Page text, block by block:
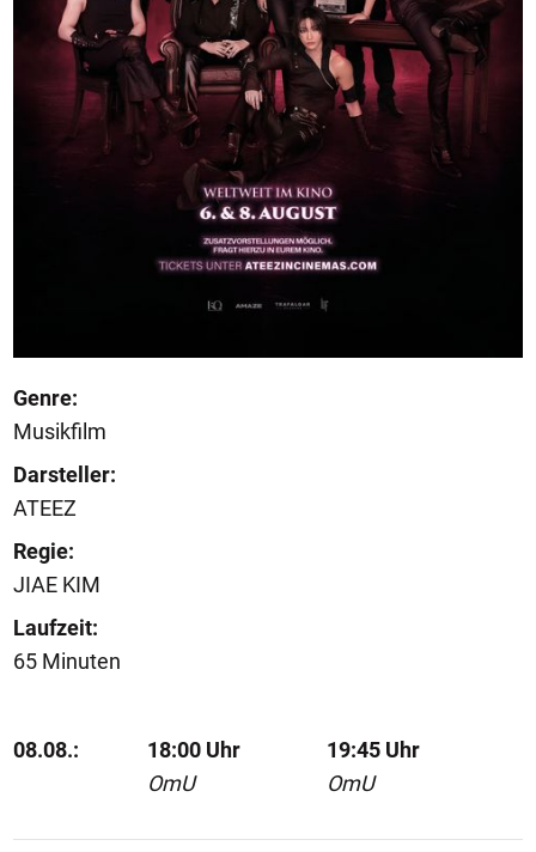
Genre:
Musikfilm
Darsteller:
ATEEZ
Regie:
JIAE KIM
Laufzeit:
65 Minuten
08.08.:
18:00 Uhr
OmU
19:45 Uhr
OmU